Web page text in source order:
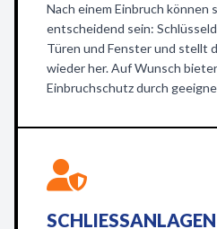
Nach einem Einbruch können
entscheidend sein:
Türen und Fenster und stellt
wieder her. Auf Wunsch
Einbruchschutz durch
SCHLIESSANLAGEN